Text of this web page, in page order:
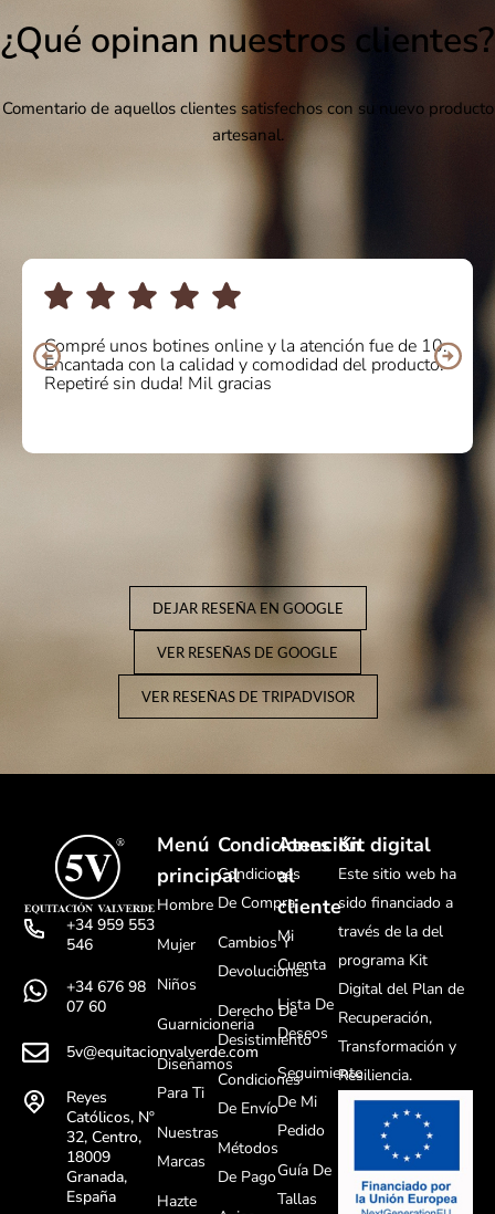
¿Qué opinan nuestros clientes?
Comentario de aquellos clientes satisfechos con su nuevo producto
artesanal.
Compré unos botines online y la atención fue de 10.
Encantada con la calidad y comodidad del producto.
Repetiré sin duda! Mil gracias
DEJAR RESEÑA EN GOOGLE
VER RESEÑAS DE GOOGLE
VER RESEÑAS DE TRIPADVISOR
+34 959 553
546
+34 676 98
07 60
5v@equitacionvalverde.com
Reyes
Católicos, Nº
32, Centro,
18009
Granada,
España
Menú
principal
Hombre
Mujer
Niños
Guarnicioneria
Diseñamos
Para Ti
Nuestras
Marcas
Hazte
Condiciones
Condiciones
De Compra
Cambios Y
Devoluciones
Derecho De
Desistimiento
Condiciones
De Envío
Métodos
De Pago
Atención
al
cliente
Mi
Cuenta
Lista De
Deseos
Seguimiento
De Mi
Pedido
Guía De
Tallas
Kit digital
Este sitio web ha
sido financiado a
través de la del
programa Kit
Digital del Plan de
Recuperación,
Transformación y
Resiliencia.